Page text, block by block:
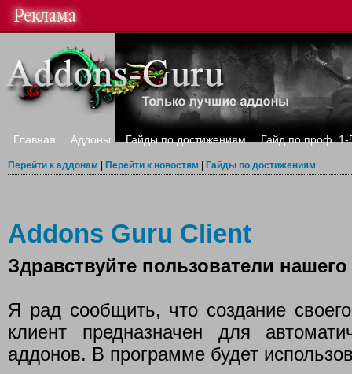
Главная Аддоны Гайды по достижениям Гайд по проф. 1-
Перейти к аддонам Перейти к новостям Гайды по достижениям
Addons Guru Client
Здравствуйте пользователи нашего
Я рад сообщить, что создание
клиент предназначен для
аддонов. В программе будет